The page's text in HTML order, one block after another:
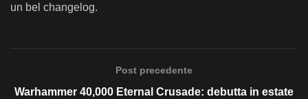
un bel changelog.
Post precedente
Warhammer 40,000 Eternal Crusade: debutta in estate